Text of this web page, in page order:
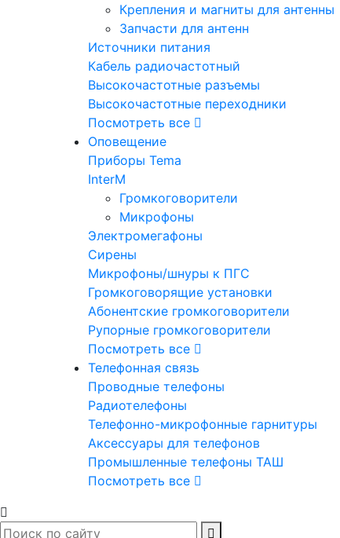
Крепления и магниты для антенны
Запчасти для антенн
Источники питания
Кабель радиочастотный
Высокочастотные разъемы
Высокочастотные переходники
Посмотреть все
Оповещение
Приборы Tema
InterM
Громкоговорители
Микрофоны
Электромегафоны
Сирены
Микрофоны/шнуры к ПГС
Громкоговорящие установки
Абонентские громкоговорители
Рупорные громкоговорители
Посмотреть все
Телефонная связь
Проводные телефоны
Радиотелефоны
Телефонно-микрофонные гарнитуры
Аксессуары для телефонов
Промышленные телефоны ТАШ
Посмотреть все